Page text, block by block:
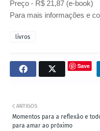
Preço - R$ 21,87 (e-book)
Para mais informações e
livros
Save
ANTIGOS
Momentos para a reflexão e
para amar ao próximo